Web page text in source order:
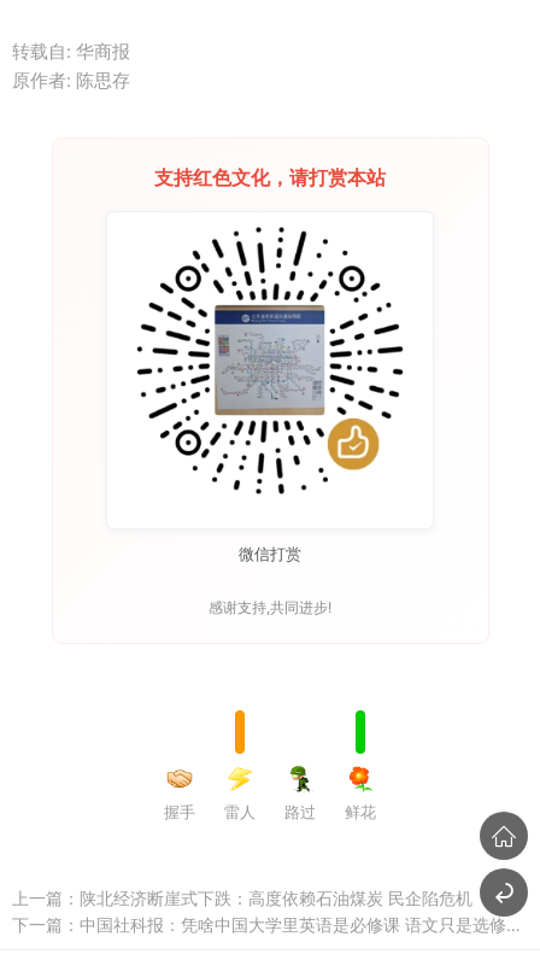
转载自: 华商报
原作者: 陈思存
支持红色文化，请打赏本站
微信打赏
感谢支持,共同进步!
握手 雷人 路过 鲜花
上一篇： 陕北经济断崖式下跌：高度依赖石油煤炭 民企陷危机
下一篇： 中国社科报：凭啥中国大学里英语是必修课 语文只是选修？